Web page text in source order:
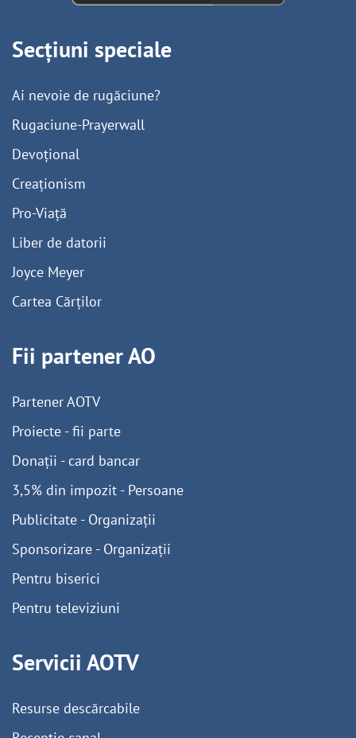
Secțiuni speciale
Ai nevoie de rugăciune?
Rugaciune-Prayerwall
Devoțional
Creaționism
Pro-Viață
Liber de datorii
Joyce Meyer
Cartea Cărților
Fii partener AO
Partener AOTV
Proiecte - fii parte
Donații - card bancar
3,5% din impozit - Persoane
Publicitate - Organizații
Sponsorizare - Organizații
Pentru biserici
Pentru televiziuni
Servicii AOTV
Resurse descărcabile